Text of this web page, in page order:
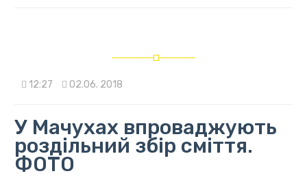
12:27 02.06. 2018
У Мачухах впроваджують
роздільний збір сміття.
ФОТО